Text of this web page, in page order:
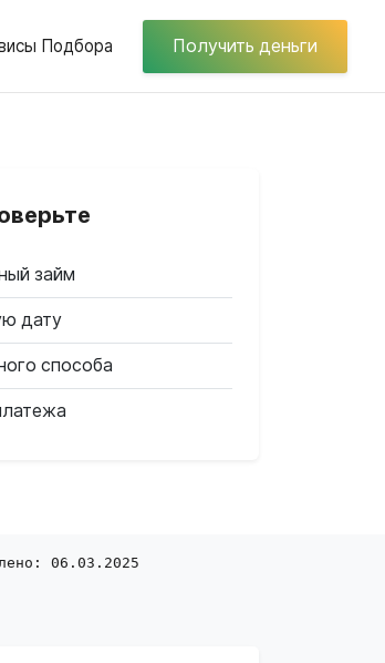
Подбора Получить деньги
займ
дату
способа
06.03.2025